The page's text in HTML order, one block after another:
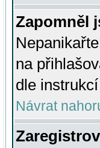
Zapomněl
na
dle
Návrat